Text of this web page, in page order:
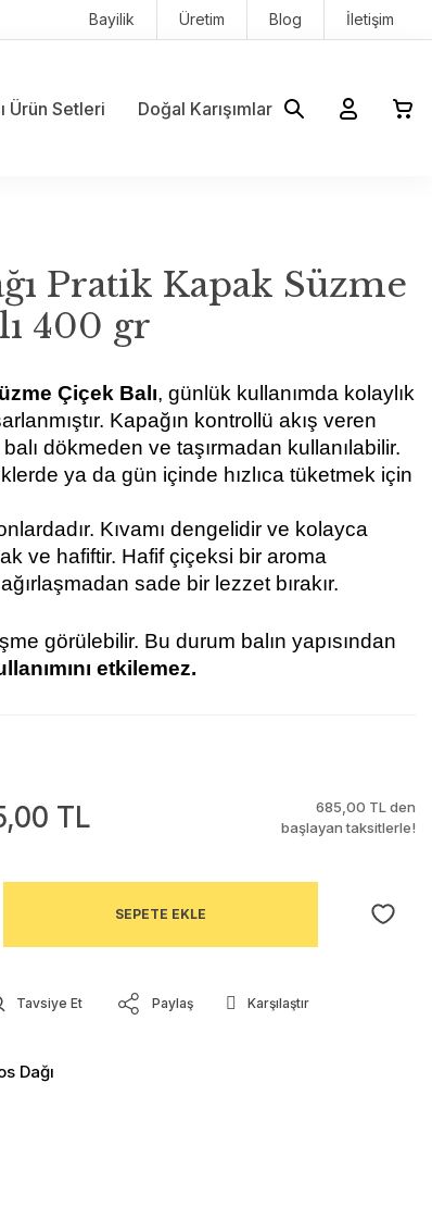
Bayilik Üretim Blog İletişim
Ürün Setleri Doğal Karışımlar
Pratik Kapak Süzme
400 gr
Çiçek Balı, günlük kullanımda kolaylık
Kapağın kontrollü akış veren
dökmeden ve taşırmadan kullanılabilir.
ya da gün içinde hızlıca tüketmek için
Kıvamı dengelidir ve kolayca
ve hafiftir. Hafif çiçeksi bir aroma
sade bir lezzet bırakır.
görülebilir. Bu durum balın yapısından
etkilemez.
TL
685,00 TL den
başlayan taksitlerle!
SEPETE EKLE
Tavsiye Et Paylaş Karşılaştır
Dağı